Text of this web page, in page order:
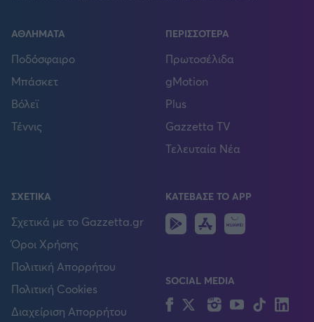
ΑΘΛΗΜΑΤΑ
Ποδόσφαιρο
Μπάσκετ
Βόλεϊ
Τέννις
ΠΕΡΙΣΣΟΤΕΡΑ
Πρωτοσέλιδα
gMotion
Plus
Gazzetta TV
Τελευταία Νέα
ΣΧΕΤΙΚΑ
Σχετικά με το Gazzetta.gr
Όροι Χρήσης
Πολιτική Απορρήτου
Πολιτική Cookies
Διαχείριση Απορρήτου
ΚΑΤΕΒΑΣΕ ΤΟ APP
Android
IOS
SOCIAL MEDIA
FacebookTwitterInstagram
YouTubeTikTok